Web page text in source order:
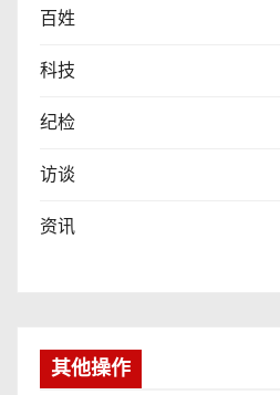
百姓
科技
纪检
访谈
资讯
其他操作